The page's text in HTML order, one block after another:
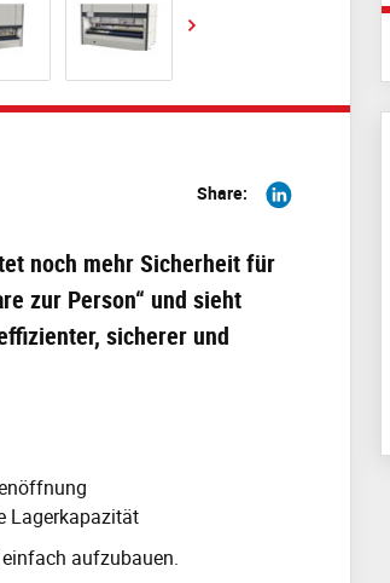
Share:
Share
noch mehr Sicherheit für
zur Person“ und sieht
sicherer und
Lagerkapazität
aufzubauen.